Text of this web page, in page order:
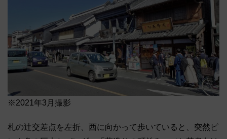
※2021年3月撮影
札の辻交差点を左折、西に向かって歩いていると、突然ピ